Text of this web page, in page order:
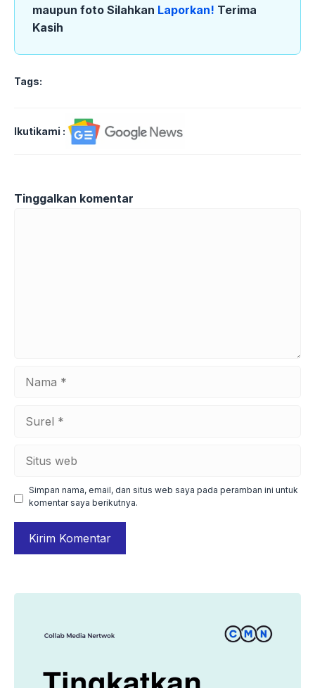
maupun foto Silahkan Laporkan! Terima
Kasih
Tags:
Ikutikami :
Tinggalkan komentar
web
Simpan nama, email, dan situs web saya pada peramban ini untuk
komentar saya berikutnya.